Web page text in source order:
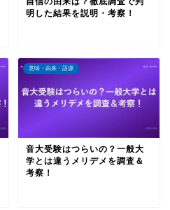
明した結果を説明・考察！
意味・由来・語源
音大受験はつらいの？一般大
学とは違うメリデメを調査＆
考察！